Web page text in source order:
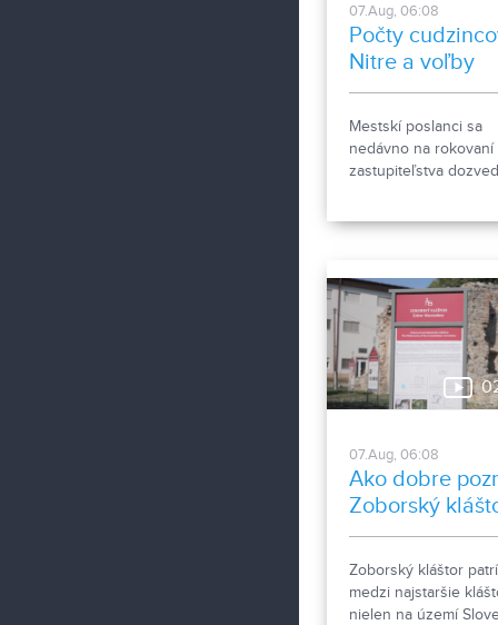
07.Aug, 06:08
Počty
Nitre a voľby
Mestskí poslanci sa
nedávno na rokovaní
zastupiteľstva
vyvolalo otázniky,
možné za krátke
zapísať taký počet
obyvateľov. Tieto
nezrovnalosti sme sa
rozhodli objasniť.
07.Aug, 06:08
Ako dobre
Zoborský
Zoborský kláštor patrí
medzi najstaršie
nielen na území